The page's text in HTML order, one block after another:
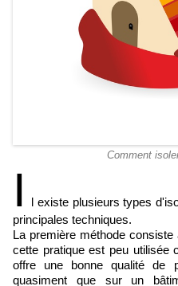
Comment
I
l existe plusieurs types
principales techniques.
La première méthode
cette pratique est peu utilisée
offre une bonne qualité de
quasiment que sur un